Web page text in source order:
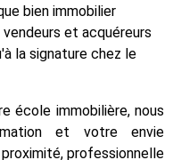
bien immobilier
et acquéreurs
la signature chez le
école immobilière, nous
et votre envie
professionnelle